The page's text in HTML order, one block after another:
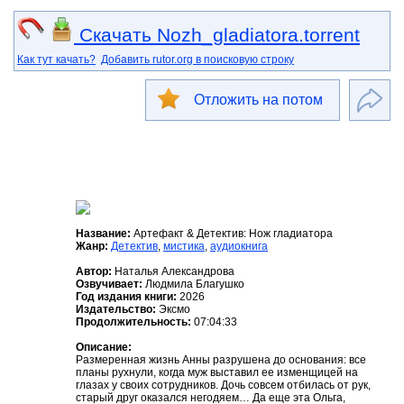
Скачать Nozh_gladiatora.torrent
Как тут качать? Добавить rutor.org в поисковую строку
Отложить на потом
Название: Артефакт & Детектив: Нож гладиатора
Жанр: Детектив, мистика, аудиокнига
Автор: Наталья Александрова
Озвучивает: Людмила Благушко
Год издания книги: 2026
Издательство: Эксмо
Продолжительность: 07:04:33
Описание:
Размеренная жизнь Анны разрушена до основания: все
планы рухнули, когда муж выставил ее изменщицей на
глазах у своих сотрудников. Дочь совсем отбилась от рук,
старый друг оказался негодяем… Да еще эта Ольга,